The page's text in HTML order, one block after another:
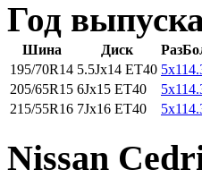
Год
Шина Диск
195/70R14 5.5Jx14 ET40
205/65R15 6Jx15 ET40
215/55R16 7Jx16 ET40
Nissan